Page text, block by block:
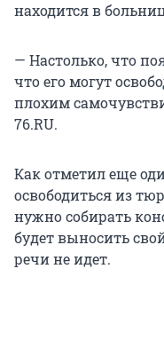
находится в
— Настолько, что
что его могут
плохим
76.RU.
Как отметил еще
освободиться из
нужно собирать
будет выносить
речи не идет.